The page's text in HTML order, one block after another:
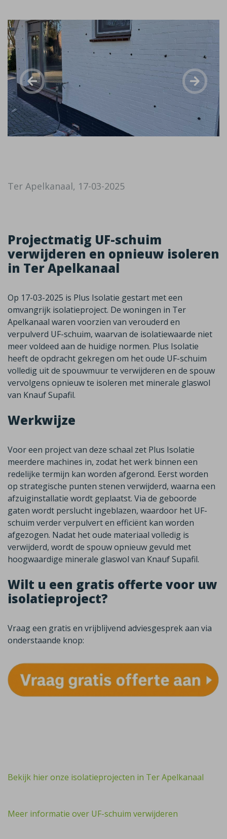
Ter Apelkanaal, 17-03-2025
Projectmatig UF-schuim
verwijderen en opnieuw isoleren
in Ter Apelkanaal
Op 17-03-2025 is Plus Isolatie gestart met een
omvangrijk isolatieproject. De woningen in Ter
Apelkanaal waren voorzien van verouderd en
verpulverd UF-schuim, waarvan de isolatiewaarde niet
meer voldeed aan de huidige normen. Plus Isolatie
heeft de opdracht gekregen om het oude UF-schuim
volledig uit de spouwmuur te verwijderen en de spouw
vervolgens opnieuw te isoleren met minerale glaswol
van Knauf Supafil.
Werkwijze
Voor een project van deze schaal zet Plus Isolatie
meerdere machines in, zodat het werk binnen een
redelijke termijn kan worden afgerond. Eerst worden
op strategische punten stenen verwijderd, waarna een
afzuiginstallatie wordt geplaatst. Via de geboorde
gaten wordt perslucht ingeblazen, waardoor het UF-
schuim verder verpulvert en efficiënt kan worden
afgezogen. Nadat het oude materiaal volledig is
verwijderd, wordt de spouw opnieuw gevuld met
hoogwaardige minerale glaswol van Knauf Supafil.
Wilt u een gratis offerte voor uw
isolatieproject?
Vraag een gratis en vrijblijvend adviesgesprek aan via
onderstaande knop:
Bekijk hier onze isolatieprojecten in Ter Apelkanaal
Meer informatie over UF-schuim verwijderen